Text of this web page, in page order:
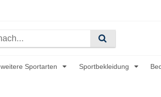
weitere Sportarten Sportbekleidung